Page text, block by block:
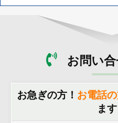
お問い
お急ぎの方！ お電話
ます